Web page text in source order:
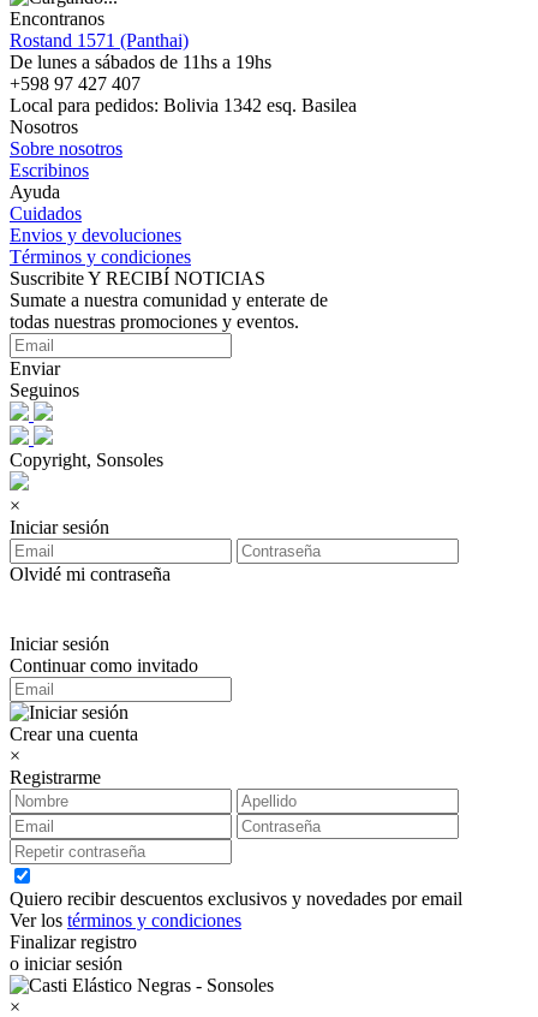
Encontranos
Rostand 1571 (Panthai)
De lunes a sábados de 11hs a 19hs
+598 97 427 407
Local para pedidos: Bolivia 1342 esq. Basilea
Nosotros
Sobre nosotros
Escribinos
Ayuda
Cuidados
Envios y devoluciones
Términos y condiciones
Suscribite Y RECIBÍ NOTICIAS
Sumate a nuestra comunidad y enterate de
todas nuestras promociones y eventos.
Enviar
Seguinos
Copyright, Sonsoles
×
Iniciar sesión
Olvidé mi contraseña
Iniciar sesión
Continuar como invitado
Crear una cuenta
×
Registrarme
Quiero recibir descuentos exclusivos y novedades por email
Ver los términos y condiciones
Finalizar registro
o iniciar sesión
×